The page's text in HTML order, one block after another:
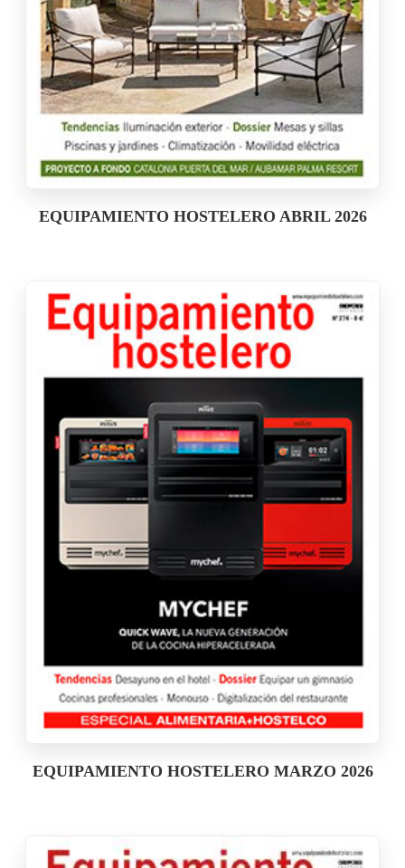
EQUIPAMIENTO HOSTELERO ABRIL 2026
EQUIPAMIENTO HOSTELERO MARZO 2026